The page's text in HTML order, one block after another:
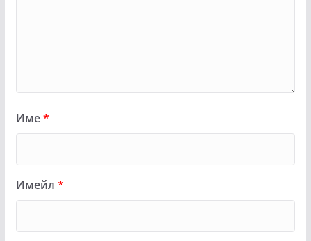
Име*
Имейл *